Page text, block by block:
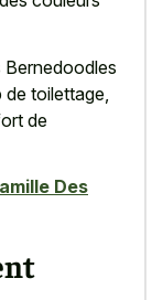
toilettage,
de
Des